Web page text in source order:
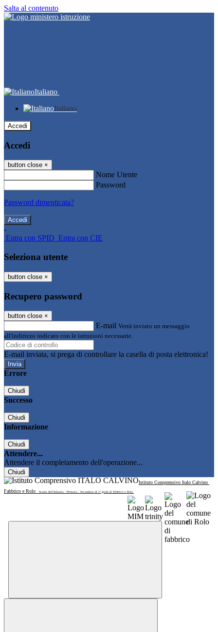
Salta al contenuto
Italiano
Italiano
Accedi
Accedi
button close ×
Nome Utente
Password
Password dimenticata?
-
Entra con SPID Entra con CIE
Seleziona utente
button close ×
Recupero password
button close ×
E-mail Verrà inviato un messaggio
all'indirizzo indicato con le istruzioni necessarie.
E-mail inviata, si prega di controllare la casella di posta elettronica!
Errore
Chiudi
Successo
Chiudi
Informazione
Chiudi
Attendere...
Attendere il completamento dell'operazione...
Chiudi
Istituto Comprensivo Italo Calvino
Fabbrico e Rolo
Scuola dell'Infanzia - Primaria - Secondaria di 1° grado di Fabbrico e Rolo